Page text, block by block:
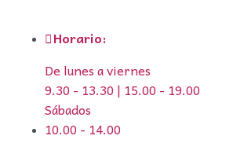
Horario:
De lunes a viernes
9.30 - 13.30 | 15.00 - 19.00
Sábados
10.00 - 14.00